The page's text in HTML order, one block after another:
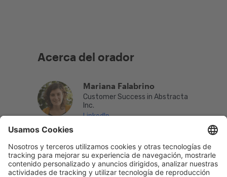
Acerca del orador
Mariana Falabrino
Customer Success in Abstracta
Inc.
LinkedIn